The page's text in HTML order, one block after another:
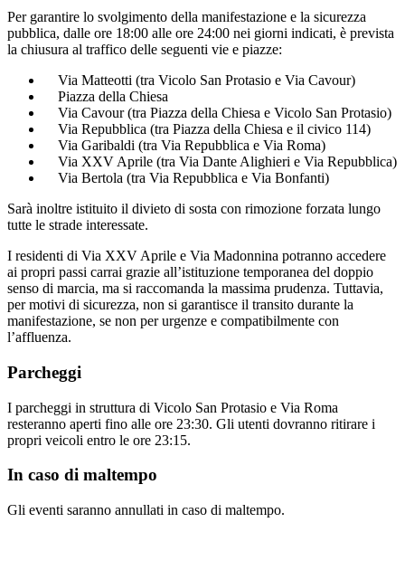
Per garantire lo svolgimento della manifestazione e la sicurezza
pubblica, dalle ore 18:00 alle ore 24:00 nei giorni indicati, è prevista
la chiusura al traffico delle seguenti vie e piazze:
Via Matteotti (tra Vicolo San Protasio e Via Cavour)
Piazza della Chiesa
Via Cavour (tra Piazza della Chiesa e Vicolo San Protasio)
Via Repubblica (tra Piazza della Chiesa e il civico 114)
Via Garibaldi (tra Via Repubblica e Via Roma)
Via XXV Aprile (tra Via Dante Alighieri e Via Repubblica)
Via Bertola (tra Via Repubblica e Via Bonfanti)
Sarà inoltre istituito il divieto di sosta con rimozione forzata lungo
tutte le strade interessate.
I residenti di Via XXV Aprile e Via Madonnina potranno accedere
ai propri passi carrai grazie all’istituzione temporanea del doppio
senso di marcia, ma si raccomanda la massima prudenza. Tuttavia,
per motivi di sicurezza, non si garantisce il transito durante la
manifestazione, se non per urgenze e compatibilmente con
l’affluenza.
Parcheggi
I parcheggi in struttura di Vicolo San Protasio e Via Roma
resteranno aperti fino alle ore 23:30. Gli utenti dovranno ritirare i
propri veicoli entro le ore 23:15.
In caso di maltempo
Gli eventi saranno annullati in caso di maltempo.